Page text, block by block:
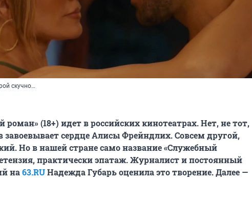
скучно…
(18+) идет в российских кинотеатрах. Нет, не тот,
завоевывает сердце Алисы Фрейндлих. Совсем другой,
Но в нашей стране само название «Служебный
практически эпатаж. Журналист и постоянный
на63.RUНадежда Губарь оценила это творение. Далее —